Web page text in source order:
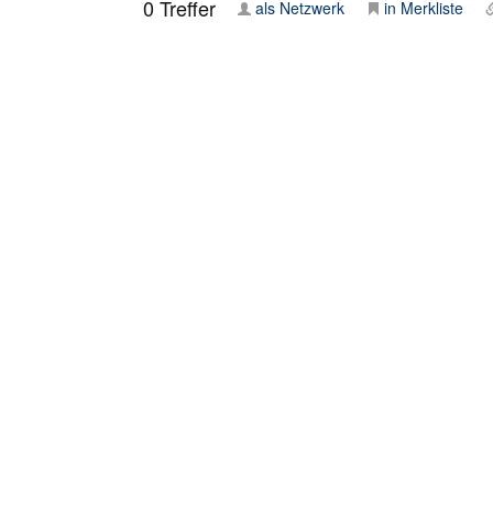
0Treffer als Netzwerk in Merkliste